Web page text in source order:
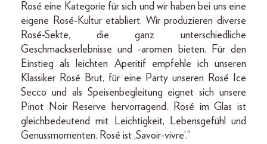
Rosé eine Kategorie für sich und wir haben bei uns eine
eigene Rosé-Kultur etabliert. Wir produzieren diverse
Rosé-Sekte, die ganz unterschiedliche
Geschmackserlebnisse und -aromen bieten. Für den
Einstieg als leichten Aperitif empfehle ich unseren
Klassiker Rosé Brut, für eine Party unseren Rosé Ice
Secco und als Speisenbegleitung eignet sich unsere
Pinot Noir Reserve hervorragend. Rosé im Glas ist
gleichbedeutend mit Leichtigkeit, Lebensgefühl und
Genussmomenten. Rosé ist ‚Savoir-vivre‘.“